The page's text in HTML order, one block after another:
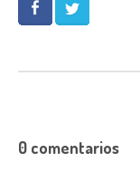
0 comentarios